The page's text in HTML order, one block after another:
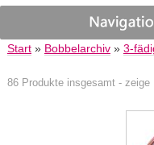
Start» Bobbelarchiv» 3-
86 Produkte insgesamt - zeige